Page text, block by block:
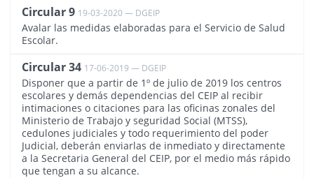
Circular 9 19-03-2020 — DGEIP
Avalar las medidas elaboradas para el Servicio de Salud
Escolar.
Circular 34 17-06-2019 — DGEIP
Disponer que a partir de 1º de julio de 2019 los centros
escolares y demás dependencias del CEIP al recibir
intimaciones o citaciones para las oficinas zonales del
Ministerio de Trabajo y seguridad Social (MTSS),
cedulones judiciales y todo requerimiento del poder
Judicial, deberán enviarlas de inmediato y directamente
a la Secretaria General del CEIP, por el medio más rápido
que tengan a su alcance.